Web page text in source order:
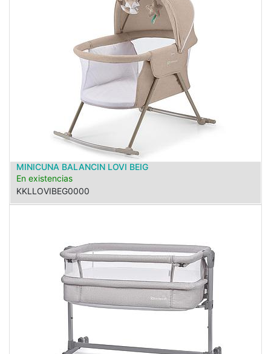
MINICUNA BALANCIN LOVI BEIG
En existencias
KKLLOVIBEG0000